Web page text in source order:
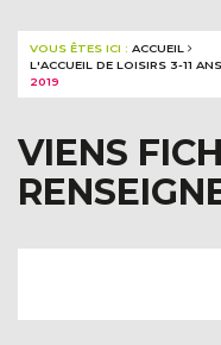
VOUS ÊTES ICI : ACCUEIL
L'ACCUEIL DE LOISIRS 3-11
2019
VIENS